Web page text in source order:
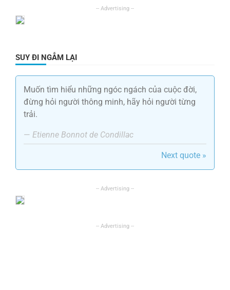
SUY ĐI NGẪM LẠI
Muốn tìm hiểu những ngóc ngách của cuộc đời,
đừng hỏi người thông minh, hãy hỏi người từng
trải.
— Etienne Bonnot de Condillac
Next quote »